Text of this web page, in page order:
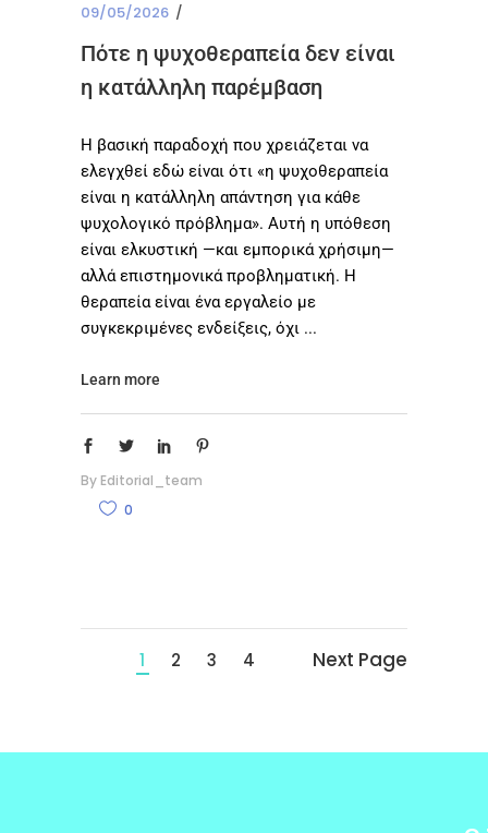
09/05/2026
Πότε η ψυχοθεραπεία δεν είναι
η κατάλληλη παρέμβαση
Η βασική παραδοχή που χρειάζεται να
ελεγχθεί εδώ είναι ότι «η ψυχοθεραπεία
είναι η κατάλληλη απάντηση για κάθε
ψυχολογικό πρόβλημα». Αυτή η υπόθεση
είναι ελκυστική —και εμπορικά χρήσιμη—
αλλά επιστημονικά προβληματική. Η
θεραπεία είναι ένα εργαλείο με
συγκεκριμένες ενδείξεις, όχι
Learn more
By Editorial_team
0
1 2 3 4 Next Page